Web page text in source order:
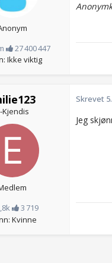
27 400 447
Ikke viktig
Kjendis
3 719
Kvinne
Skrevet
Jeg